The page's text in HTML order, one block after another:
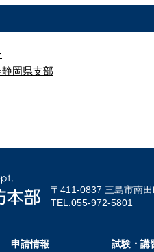
岡県支部
〒411-0837 三島市南
TEL.055-972-5801
申請情報
試験・講